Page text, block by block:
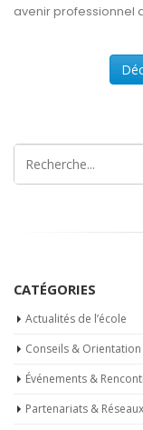
avenir professionnel
CATÉGORIES
Actualités de l’école
Conseils & Orientation
Événements &
Partenariats & Réseaux